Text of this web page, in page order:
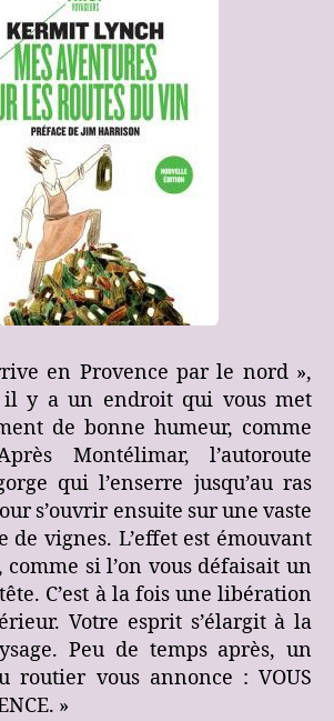
en Provence par le nord »,
il y a un endroit qui vous met
de bonne humeur, comme
Montélimar, l’autoroute
qui l’enserre jusqu’au ras
s’ouvrir ensuite sur une vaste
de vignes. L’effet est émouvant
si l’on vous défaisait un
C’est à la fois une libération
Votre esprit s’élargit à la
Peu de temps après, un
routier vous annonce : VOUS
»